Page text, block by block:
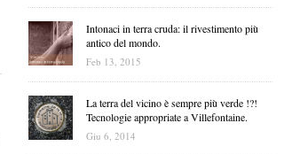
Intonaci in terra cruda: il rivestimento più
antico del mondo.
Feb 13, 2015
La terra del vicino è sempre più verde !?!
Tecnologie appropriate a Villefontaine.
Giu 6, 2014